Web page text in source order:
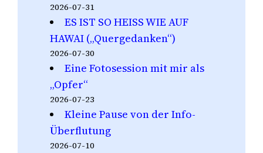
2026-07-31
ES IST SO HEISS WIE AUF
HAWAI („Quergedanken“)
2026-07-30
Eine Fotosession mit mir als
„Opfer“
2026-07-23
Kleine Pause von der Info-
Überflutung
2026-07-10